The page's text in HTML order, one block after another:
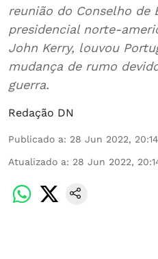
reunião do Conselho de
presidencial norte-
John Kerry, louvou
mudança de rumo
guerra.
Redação DN
Publicado a: 28 Jun 2022, 20:14
Atualizado a: 28 Jun 2022,